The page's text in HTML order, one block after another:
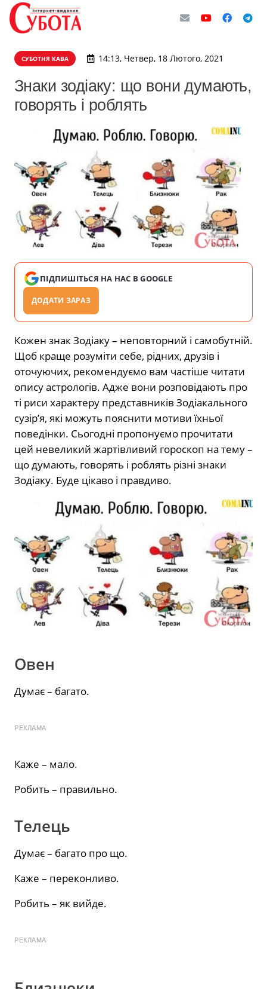
СУБОТНЯ КАВА 14:13, Четвер, 18 Лютого, 2021
Знаки зодіаку: що вони думають,
говорять і роблять
ПІДПИШІТЬСЯ НА НАС В GOOGLE
ДОДАТИ ЗАРАЗ
Кожен знак Зодіаку – неповторний і самобутній.
Щоб краще розуміти себе, рідних, друзів і
оточуючих, рекомендуємо вам частіше читати
опису астрологів. Адже вони розповідають про
ті риси характеру представників Зодіакального
сузір’я, які можуть пояснити мотиви їхньої
поведінки. Сьогодні пропонуємо прочитати
цей невеликий жартівливий гороскоп на тему –
що думають, говорять і роблять різні знаки
Зодіаку. Буде цікаво і правдиво.
Овен
Думає – багато.
РЕКЛАМА
Каже – мало.
Робить – правильно.
Телець
Думає – багато про що.
Каже – переконливо.
Робить – як вийде.
РЕКЛАМА